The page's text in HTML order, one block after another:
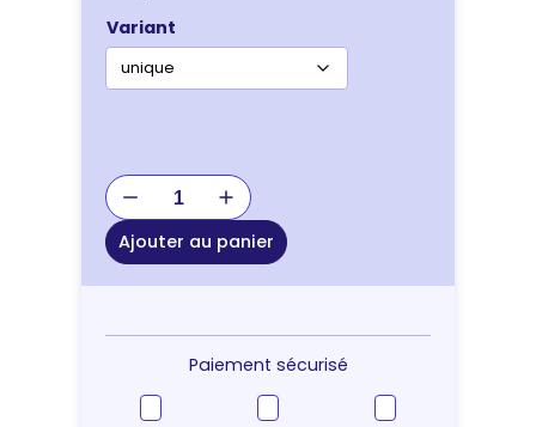
Variant
quantité
de
JOUET
KONG
CLASSIC
Ajouter au panier
Paiement sécurisé